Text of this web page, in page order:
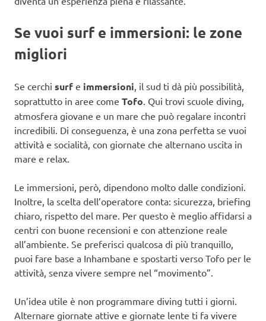
Se vuoi surf e immersioni: le zone
migliori
Se cerchi surf e immersioni , il sud ti dà più possibilità,
soprattutto in aree come Tofo . Qui trovi scuole diving,
atmosfera giovane e un mare che può regalare incontri
incredibili. Di conseguenza, è una zona perfetta se vuoi
attività e socialità, con giornate che alternano uscita in
mare e relax.
Le immersioni, però, dipendono molto dalle condizioni.
Inoltre, la scelta dell’operatore conta: sicurezza, briefing
chiaro, rispetto del mare. Per questo è meglio affidarsi a
centri con buone recensioni e con attenzione reale
all’ambiente. Se preferisci qualcosa di più tranquillo,
puoi fare base a Inhambane e spostarti verso Tofo per le
attività, senza vivere sempre nel “movimento”.
Un’idea utile è non programmare diving tutti i giorni.
Alternare giornate attive e giornate lente ti fa vivere